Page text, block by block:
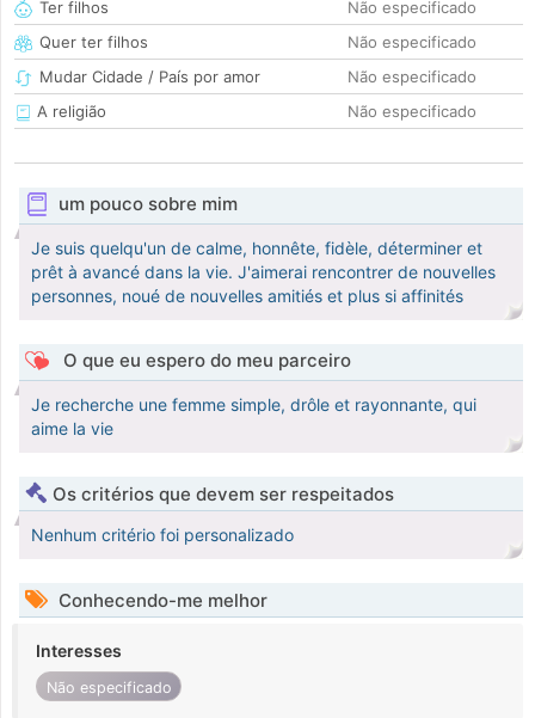
Ter filhos
Não especificado
Quer ter filhos
Não especificado
Mudar Cidade / País por amor
Não especificado
A religião
Não especificado
um pouco sobre mim
Je suis quelqu'un de calme, honnête, fidèle, déterminer et
prêt à avancé dans la vie. J'aimerai rencontrer de nouvelles
personnes, noué de nouvelles amitiés et plus si affinités
O que eu espero do meu parceiro
Je recherche une femme simple, drôle et rayonnante, qui
aime la vie
Os critérios que devem ser respeitados
Nenhum critério foi personalizado
Conhecendo-me melhor
Interesses
Não especificado